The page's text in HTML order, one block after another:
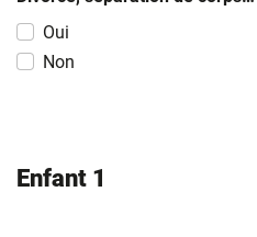
Oui
Non
Enfant 1